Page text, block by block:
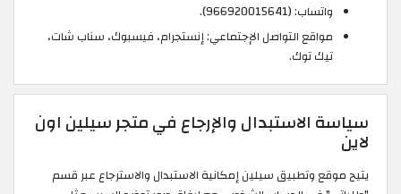
واتساب: (966920015641).
مواقع التواصل الإجتماعي: إنستجرام، فيسبوك، سناب شات،
تيك توك.
سياسة الاستبدال والإرجاع في متجر سيلين اون
لاين
يتيح موقع وتطبيق سيلين إمكانية الاستبدال والاسترجاع عبر قسم